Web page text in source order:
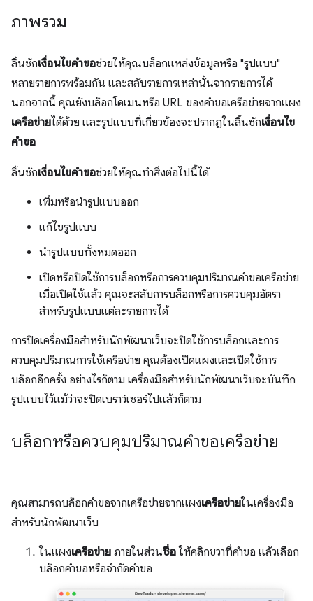
ภาพรวม
ลิ้นชักเงื่อนไขคำขอช่วยให้คุณบล็อกแหล่งข้อมูลหรือ "รูปแบบ"
หลายรายการพร้อมกัน และสลับรายการเหล่านั้นจากรายการได้
นอกจากนี้ คุณยังบล็อกโดเมนหรือ URL ของคำขอเครือข่ายจากแผง
เครือข่ายได้ด้วย และรูปแบบที่เกี่ยวข้องจะปรากฏในลิ้นชักเงื่อนไข
คำขอ
ลิ้นชักเงื่อนไขคำขอช่วยให้คุณทำสิ่งต่อไปนี้ได้
เพิ่มหรือนำรูปแบบออก
แก้ไขรูปแบบ
นำรูปแบบทั้งหมดออก
เปิดหรือปิดใช้การบล็อกหรือการควบคุมปริมาณคำขอเครือข่าย
เมื่อเปิดใช้แล้ว คุณจะสลับการบล็อกหรือการควบคุมอัตรา
สำหรับรูปแบบแต่ละรายการได้
การปิดเครื่องมือสำหรับนักพัฒนาเว็บจะปิดใช้การบล็อกและการ
ควบคุมปริมาณการใช้เครือข่าย คุณต้องเปิดแผงและเปิดใช้การ
บล็อกอีกครั้ง อย่างไรก็ตาม เครื่องมือสำหรับนักพัฒนาเว็บจะบันทึก
รูปแบบไว้แม้ว่าจะปิดเบราว์เซอร์ไปแล้วก็ตาม
บล็อกหรือควบคุมปริมาณคำขอเครือข่าย
คุณสามารถบล็อกคำขอจากเครือข่ายจากแผงเครือข่ายในเครื่องมือ
สำหรับนักพัฒนาเว็บ
ในแผงเครือข่าย ภายในส่วนชื่อ ให้คลิกขวาที่คำขอ แล้วเลือก
บล็อกคำขอหรือจำกัดคำขอ